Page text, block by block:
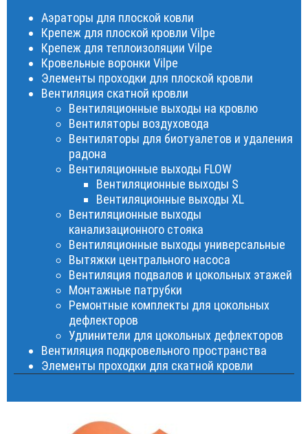
Аэраторы для плоской ковли
Крепеж для плоской кровли Vilpe
Крепеж для теплоизоляции Vilpe
Кровельные воронки Vilpe
Элементы проходки для плоской кровли
Вентиляция скатной кровли
Вентиляционные выходы на кровлю
Вентиляторы воздуховода
Вентиляторы для биотуалетов и удаления
радона
Вентиляционные выходы FLOW
Вентиляционные выходы S
Вентиляционные выходы XL
Вентиляционные выходы
канализационного стояка
Вентиляционные выходы универсальные
Вытяжки центрального насоса
Вентиляция подвалов и цокольных этажей
Монтажные патрубки
Ремонтные комплекты для цокольных
дефлекторов
Удлинители для цокольных дефлекторов
Вентиляция подкровельного пространства
Элементы проходки для скатной кровли